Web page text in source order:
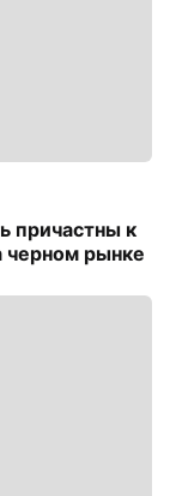
причастны к
черном рынке